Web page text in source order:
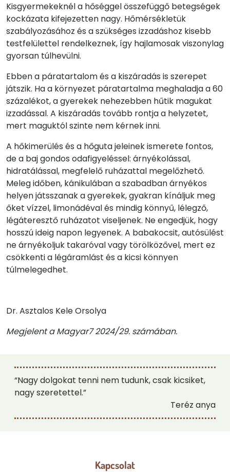
Kisgyermekeknél a hőséggel összefüggő betegségek
kockázata kifejezetten nagy. Hőmérsékletük
szabályozásához és a szükséges izzadáshoz kisebb
testfelülettel rendelkeznek, így hajlamosak viszonylag
gyorsan túlhevülni.
Ebben a páratartalom és a kiszáradás is szerepet
játszik. Ha a környezet páratartalma meghaladja a 60
százalékot, a gyerekek nehezebben hűtik magukat
izzadással. A kiszáradás tovább rontja a helyzetet,
mert maguktól szinte nem kérnek inni.
A hőkimerülés és a hőguta jeleinek ismerete fontos,
de a baj gondos odafigyeléssel: árnyékolással,
hidratálással, megfelelő ruházattal megelőzhető.
Meleg időben, kánikulában a szabadban árnyékos
helyen játsszanak a gyerekek, gyakran kínáljuk meg
őket vízzel, limonádéval és mindig könnyű, lélegző,
légáteresztő ruházatot viseljenek. Ne engedjük, hogy
hosszú ideig napon legyenek. A babakocsit, autósülést
ne árnyékoljuk takaróval vagy törölközővel, mert ez
csökkenti a légáramlást és a kicsi könnyen
túlmelegedhet.
Dr. Asztalos Kele Orsolya
Megjelent a Magyar7 2024/29. számában.
“Nagy dolgokat tenni nem tudunk, csak kicsiket,
nagy szeretettel.”
Teréz anya
Kapcsolat